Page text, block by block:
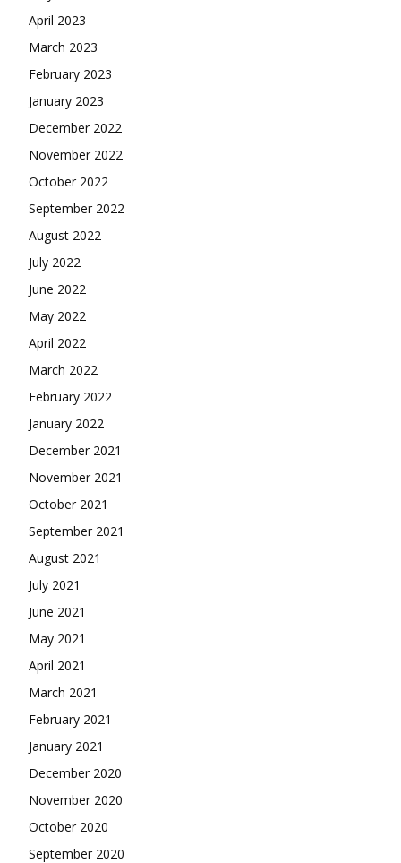
April 2023
March 2023
February 2023
January 2023
December 2022
November 2022
October 2022
September 2022
August 2022
July 2022
June 2022
May 2022
April 2022
March 2022
February 2022
January 2022
December 2021
November 2021
October 2021
September 2021
August 2021
July 2021
June 2021
May 2021
April 2021
March 2021
February 2021
January 2021
December 2020
November 2020
October 2020
September 2020